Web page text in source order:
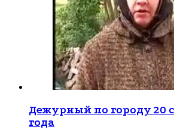
Дежурный по городу 20
года